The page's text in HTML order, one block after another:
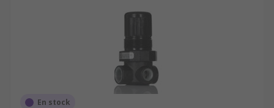
En stock